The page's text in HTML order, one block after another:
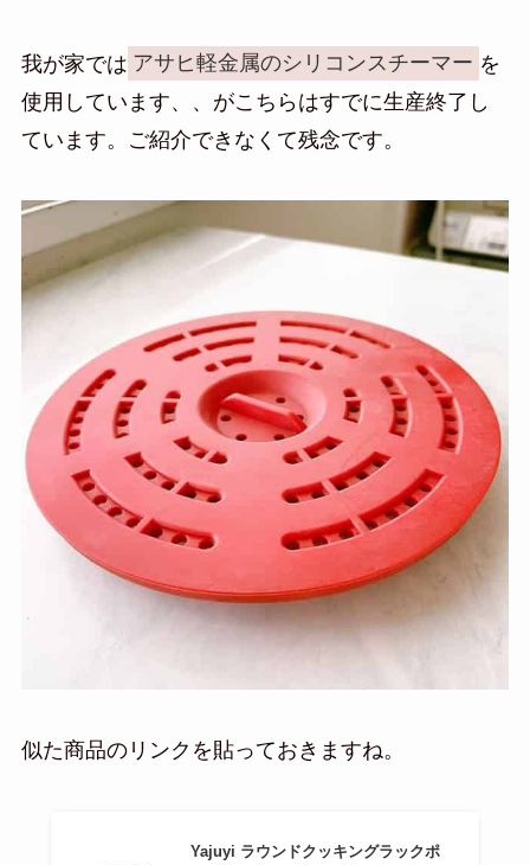
我が家では アサヒ軽金属のシリコンスチーマー を
使用しています、、がこちらはすでに生産終了し
ています。ご紹介できなくて残念です。
似た商品のリンクを貼っておきますね。
Yajuyi ラウンドクッキングラックポ